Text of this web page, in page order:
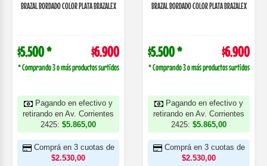
BRAZAL BORDADO COLOR PLATA BRAZALEX
$5.500 * $6.900
* Comprando 3 o más productos surtidos
Pagando en efectivo y
retirando en Av. Corrientes
2425: $5.865,00
Comprá en 3 cuotas de
$2.530,00
BRAZAL BORDADO COLOR PLATA BRAZALEX
$5.500 * $6.900
* Comprando 3 o más productos surtidos
Pagando en efectivo y
retirando en Av. Corrientes
2425: $5.865,00
Comprá en 3 cuotas de
$2.530,00